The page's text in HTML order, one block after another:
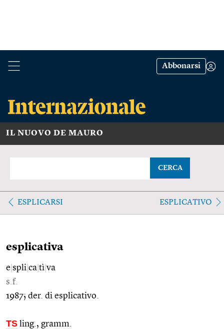
Abbonarsi
IL NUOVO DE MAURO
CERCA
ESPLICARSI ESPLICATIVO
esplicativa
e spli ca tì va
s.f.
1987; der. di esplicativo.
TS ling., gramm.